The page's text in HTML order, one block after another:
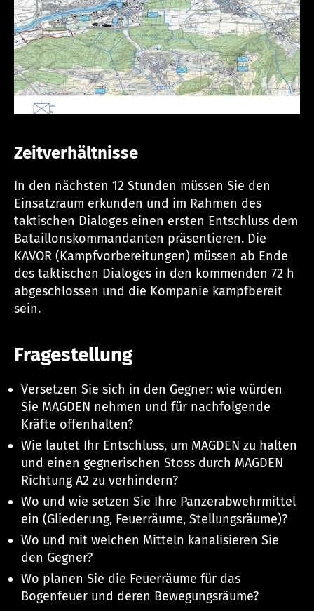
Zeitverhältnisse
In den nächsten 12 Stunden müssen Sie den
Einsatzraum erkunden und im Rahmen des
taktischen Dialoges einen ersten Entschluss dem
Bataillonskommandanten präsentieren. Die
KAVOR (Kampfvorbereitungen) müssen ab Ende
des taktischen Dialoges in den kommenden 72 h
abgeschlossen und die Kompanie kampfbereit
sein.
Fragestellung
Versetzen Sie sich in den Gegner: wie würden
Sie MAGDEN nehmen und für nachfolgende
Kräfte offenhalten?
Wie lautet Ihr Entschluss, um MAGDEN zu halten
und einen gegnerischen Stoss durch MAGDEN
Richtung A2 zu verhindern?
Wo und wie setzen Sie Ihre Panzerabwehrmittel
ein (Gliederung, Feuerräume, Stellungsräume)?
Wo und mit welchen Mitteln kanalisieren Sie
den Gegner?
Wo planen Sie die Feuerräume für das
Bogenfeuer und deren Bewegungsräume?